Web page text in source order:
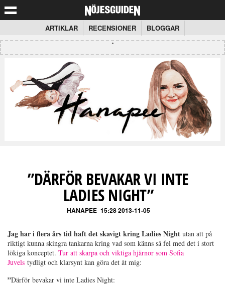
ARTIKLAR RECENSIONER BLOGGAR
”DÄRFÖR BEVAKAR VI INTE
LADIES NIGHT”
HANAPEE 15:28 2013-11-05
Jag har i flera års tid haft det skavigt kring Ladies Night utan att på
riktigt kunna skingra tankarna kring vad som känns så fel med det i stort
lökiga konceptet. Tur att skarpa och viktiga hjärnor som Sofia
Juvels tydligt och klarsynt kan göra det åt mig:
”Därför bevakar vi inte Ladies Night: